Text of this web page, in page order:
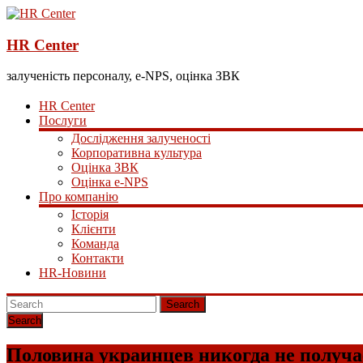
HR Center
залученість персоналу, e-NPS, оцінка ЗВК
HR Center
Послуги
Дослідження залученості
Корпоративна культура
Оцінка ЗВК
Оцінка e-NPS
Про компанію
Історія
Клієнти
Команда
Контакти
HR-Новини
Search
Половина украинцев никогда не